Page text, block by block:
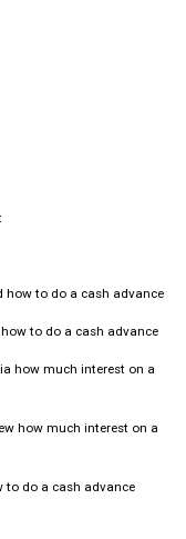
how to do a cash advance
to do a cash advance
how much interest on a
how much interest on a
to do a cash advance